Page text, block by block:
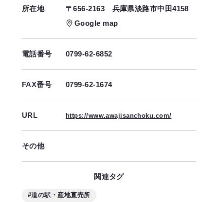
所在地 〒656-2163 兵庫県淡路市中田4158
Google map
電話番号 0799-62-6852
FAX番号 0799-62-1674
URL https://www.awajisanchoku.com/
その他
関連タグ
#道の駅・産地直売所